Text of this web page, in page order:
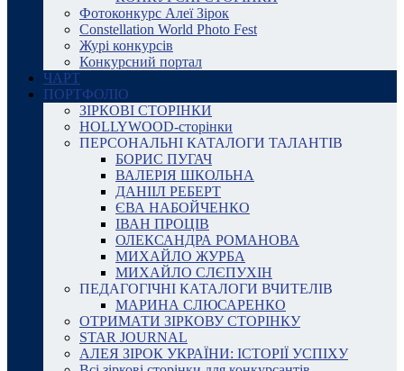
Фотоконкурс Алеї Зірок
Constellation World Photo Fest
Журі конкурсів
Конкурсний портал
ЧАРТ
ПОРТФОЛІО
ЗІРКОВІ СТОРІНКИ
HOLLYWOOD-сторінки
ПЕРСОНАЛЬНІ КАТАЛОГИ ТАЛАНТІВ
БОРИС ПУГАЧ
ВАЛЕРІЯ ШКОЛЬНА
ДАНІІЛ РЕБЕРТ
ЄВА НАБОЙЧЕНКО
ІВАН ПРОЦІВ
ОЛЕКСАНДРА РОМАНОВА
МИХАЙЛО ЖУРБА
МИХАЙЛО СЛЄПУХІН
ПЕДАГОГІЧНІ КАТАЛОГИ ВЧИТЕЛІВ
МАРИНА СЛЮСАРЕНКО
ОТРИМАТИ ЗІРКОВУ СТОРІНКУ
STAR JOURNAL
АЛЕЯ ЗІРОК УКРАЇНИ: ІСТОРІЇ УСПІХУ